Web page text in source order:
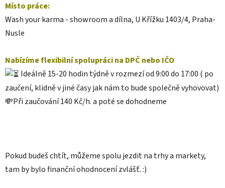
Místo práce:
Wash your karma - showroom a dílna, U Křížku 1403/4, Praha-
Nusle
Nabízíme flexibilní spolupráci na DPČ nebo IČO
Ideálně 15-20 hodin týdně v rozmezí od 9:00 do 17:00 ( po
zaučení, klidně v jiné časy jak nám to bude společně vyhovovat)
💸Při zaučování 140 Kč/h. a poté se dohodneme
Pokud budeš chtít, můžeme spolu jezdit na trhy a markety,
tam by bylo finanční ohodnocení zvlášť. :)